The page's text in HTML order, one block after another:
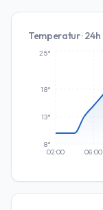
Temperatur · 24h
02:00 06:00
8°
13°
18°
25°